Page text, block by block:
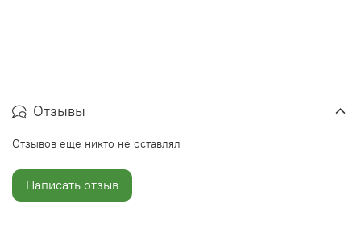
Отзывы
Отзывов еще никто не оставлял
Написать отзыв